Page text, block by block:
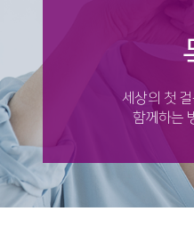
세상의 첫
함께하는